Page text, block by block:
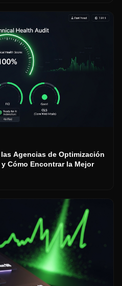
Agencias de Optimización
Cómo Encontrar la Mejor